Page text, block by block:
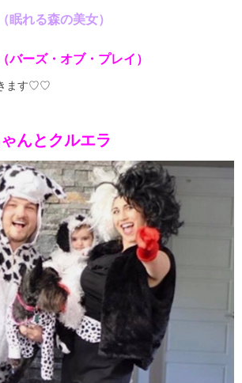
れる森の美女）
ーズ・オブ・プレイ）
ます♡♡
んとクルエラ